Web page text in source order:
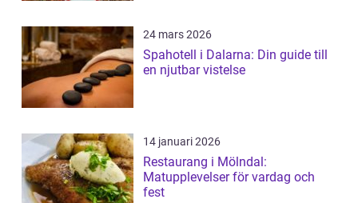
24 mars 2026
Spahotell i Dalarna: Din guide till
en njutbar vistelse
14 januari 2026
Restaurang i Mölndal:
Matupplevelser för vardag och
fest